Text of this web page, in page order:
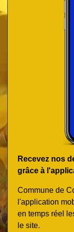
Recevez nos
grâce à
Commune de
l'application
en temps réel
le site.